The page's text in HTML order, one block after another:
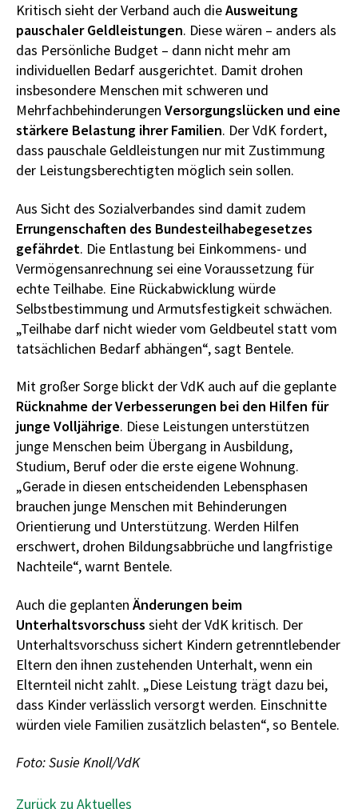
Kritisch sieht der Verband auch dieAusweitung
pauschaler Geldleistungen. Diese wären – anders als
das Persönliche Budget – dann nicht mehr am
individuellen Bedarf ausgerichtet. Damit drohen
insbesondere Menschen mit schweren und
Mehrfachbehinderungen Versorgungslücken und eine
stärkere Belastung ihrer Familien. Der VdK fordert,
dass pauschale Geldleistungen nur mit Zustimmung
der Leistungsberechtigten möglich sein sollen.
Aus Sicht des Sozialverbandes sind damit zudem
Errungenschaften des Bundesteilhabegesetzes
gefährdet. Die Entlastung bei Einkommens- und
Vermögensanrechnung sei eine Voraussetzung für
echte Teilhabe. Eine Rückabwicklung würde
Selbstbestimmung und Armutsfestigkeit schwächen.
„Teilhabe darf nicht wieder vom Geldbeutel statt vom
tatsächlichen Bedarf abhängen“, sagt Bentele.
Mit großer Sorge blickt der VdK auch auf die geplante
Rücknahme der Verbesserungen bei den Hilfen für
junge Volljährige. Diese Leistungen unterstützen
junge Menschen beim Übergang in Ausbildung,
Studium, Beruf oder die erste eigene Wohnung.
„Gerade in diesen entscheidenden Lebensphasen
brauchen junge Menschen mit Behinderungen
Orientierung und Unterstützung. Werden Hilfen
erschwert, drohen Bildungsabbrüche und langfristige
Nachteile“, warnt Bentele.
Auch die geplanten Änderungen beim
Unterhaltsvorschuss sieht der VdK kritisch. Der
Unterhaltsvorschuss sichert Kindern getrenntlebender
Eltern den ihnen zustehenden Unterhalt, wenn ein
Elternteil nicht zahlt. „Diese Leistung trägt dazu bei,
dass Kinder verlässlich versorgt werden. Einschnitte
würden viele Familien zusätzlich belasten“, so Bentele.
Foto: Susie Knoll/VdK
Zurück zu Aktuelles